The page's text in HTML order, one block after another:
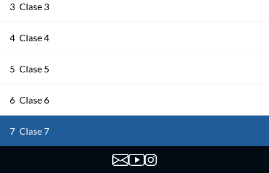
3 Clase 3
4 Clase 4
5 Clase 5
6 Clase 6
7 Clase 7